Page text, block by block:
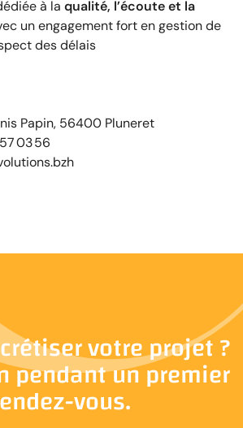
à la qualité, l’écoute et la
un engagement fort en gestion de
des délais
Papin, 56400 Pluneret
03 56
votre projet ?
pendant un premier
vous.